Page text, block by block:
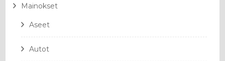
Mainokset
Aseet
Autot